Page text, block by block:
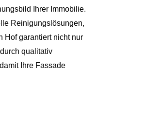
Ihrer Immobilie.
Reinigungslösungen,
Hof garantiert nicht nur
qualitativ
Ihre Fassade